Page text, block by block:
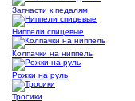
Запчасти к педалям
Ниппели спицевые
Колпачки на ниппель
Рожки на руль
Тросики